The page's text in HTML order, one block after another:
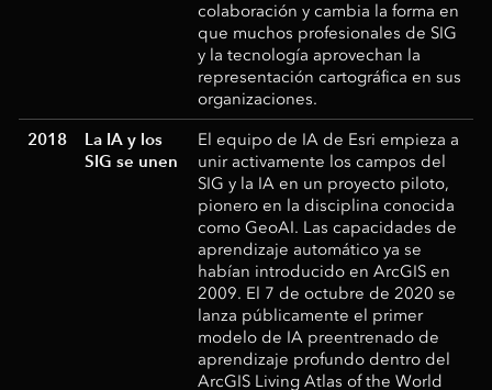
colaboración y cambia la forma en
que muchos profesionales de SIG
y la tecnología aprovechan la
representación cartográfica en sus
organizaciones.
2018
La IA y los
SIG se unen
El equipo de IA de Esri empieza a
unir activamente los campos del
SIG y la IA en un proyecto piloto,
pionero en la disciplina conocida
como GeoAI. Las capacidades de
aprendizaje automático ya se
habían introducido en ArcGIS en
2009. El 7 de octubre de 2020 se
lanza públicamente el primer
modelo de IA preentrenado de
aprendizaje profundo dentro del
ArcGIS Living Atlas of the World